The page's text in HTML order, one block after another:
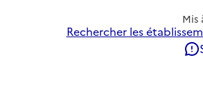
Mis
Rechercher les